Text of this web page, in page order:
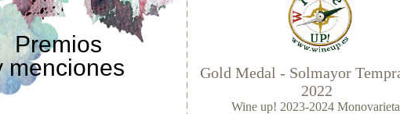
Premios
menciones
Gold Medal - Solmayor
2022
Wine up! 2023-2024